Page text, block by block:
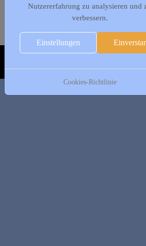
Donnerstag, 18. Juni 2026
Es wurden keine Events gefunden
Copyright © 2020-2026 DJK Gillrath 1911 e.
Gewähr!
Nutzererfahrung zu analysieren und
verbessern.
Einstellungen
Cookies-Richtlinie